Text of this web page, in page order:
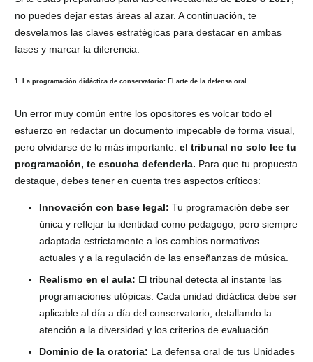
no puedes dejar estas áreas al azar. A continuación, te
desvelamos las claves estratégicas para destacar en ambas
fases y marcar la diferencia.
1. La programación didáctica de conservatorio: El arte de la defensa oral
Un error muy común entre los opositores es volcar todo el
esfuerzo en redactar un documento impecable de forma visual,
pero olvidarse de lo más importante: el tribunal no solo lee tu
programación, te escucha defenderla. Para que tu propuesta
destaque, debes tener en cuenta tres aspectos críticos:
Innovación con base legal: Tu programación debe ser
única y reflejar tu identidad como pedagogo, pero siempre
adaptada estrictamente a los cambios normativos
actuales y a la regulación de las enseñanzas de música.
Realismo en el aula: El tribunal detecta al instante las
programaciones utópicas. Cada unidad didáctica debe ser
aplicable al día a día del conservatorio, detallando la
atención a la diversidad y los criterios de evaluación.
Dominio de la oratoria: La defensa oral de tus Unidades